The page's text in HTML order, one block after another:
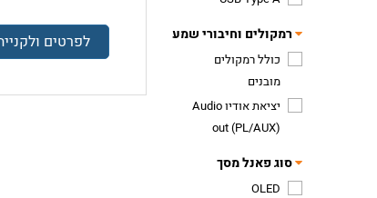
רמקולים וחיבורי שמע
כולל רמקולים
מובנים
יציאת אודיו Audio
out (PL/AUX)
סוג פאנל מסך
OLED
לפרטים